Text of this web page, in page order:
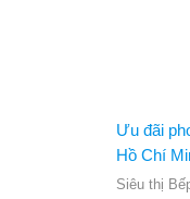
Ưu đãi
Hồ Chí
Siêu thị